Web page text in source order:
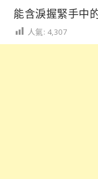
能含淚握緊手中
人氣: 4,307